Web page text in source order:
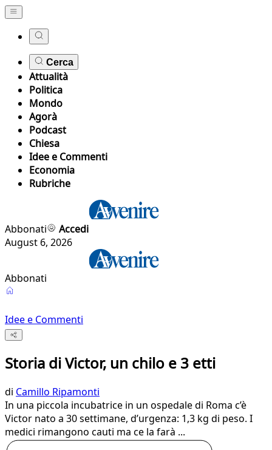
Cerca
Attualità
Politica
Mondo
Agorà
Podcast
Chiesa
Idee e Commenti
Economia
Rubriche
Abbonati
Accedi
August 6, 2026
Abbonati
Idee e Commenti
Storia di Victor, un chilo e 3 etti
di Camillo Ripamonti
In una piccola incubatrice in un ospedale di Roma c’è
Victor nato a 30 settimane, d’urgenza: 1,3 kg di peso. I
medici rimangono cauti ma ce la farà ...